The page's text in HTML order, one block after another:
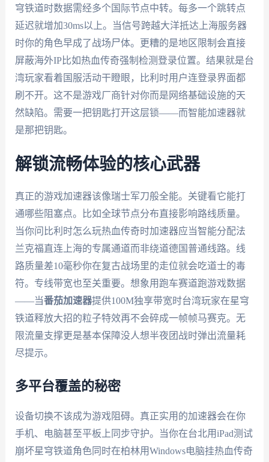
穹铁道时数据需经多个国际节点中转。每多一个跳转点
延迟就增加30ms以上。当信号跨越大洋抵达上海服务器
时你的角色早成了战场尸体。更糟的是地区限制会直接
屏蔽海外IP比如热血传奇强制检测登录位置。结果就是台
湾玩家看着国服活动干瞪眼，比利时用户连登录界面都
刷不开。这不是游戏厂商针对你而是网络基础设施的天
然缺陷。需要一把钥匙打开这层锁——而智能加速器就
是那把钥匙。
解锁流畅体验的核心武器
真正的游戏加速器该像瑞士军刀般全能。关键看它能打
通哪些阻塞点。比如全球节点分布直接影响路线质量。
当你问比利时怎么玩热血传奇时加速器应当智能分配法
兰克福直连上海的专属通道而非绕道德国普通线路。线
路质量差10毫秒你在复古战场里的走位就会吃道士的毒
符。专线带宽也至关重要。想象用跑车赛道跑游戏数据
——当番茄加速器提供100M独享带宽时台湾玩家在星穹
铁道释放大招的粒子特效再不会碎成一帧帧马赛克。无
限流量支撑更是基本保障没人想半夜团战时弹出流量耗
尽提示。
多平台覆盖的秘密
设备切换不该成为游戏阻碍。真正实用的加速器会在你
手机、电脑甚至平板上同步守护。当你在台北用iPad测试
崩坏星穹铁道角色同时在柏林用Windows电脑挂热血传奇